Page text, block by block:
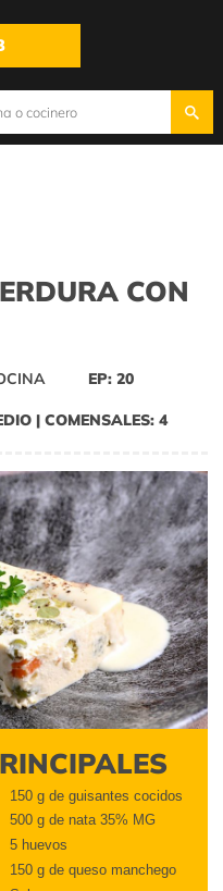
CON
EP: 20
| COMENSALES: 4
150 g de guisantes cocidos
500 g de nata 35% MG
5 huevos
150 g de queso manchego